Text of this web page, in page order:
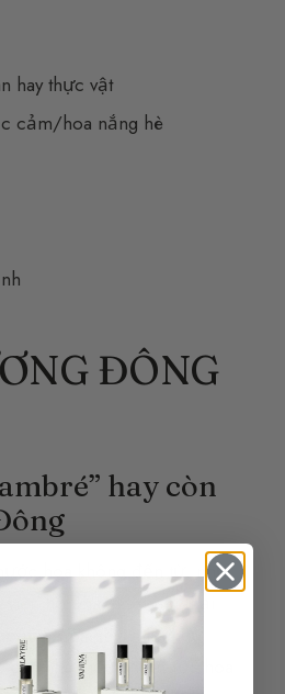
hay thực vật
cảm/hoa nắng hè
ĐÔNG
hay còn
hoa không đến từ, như
hổ phách — một loại
kỳ mùi gì! Thuật ngữ
nhà điều chế nước hoa